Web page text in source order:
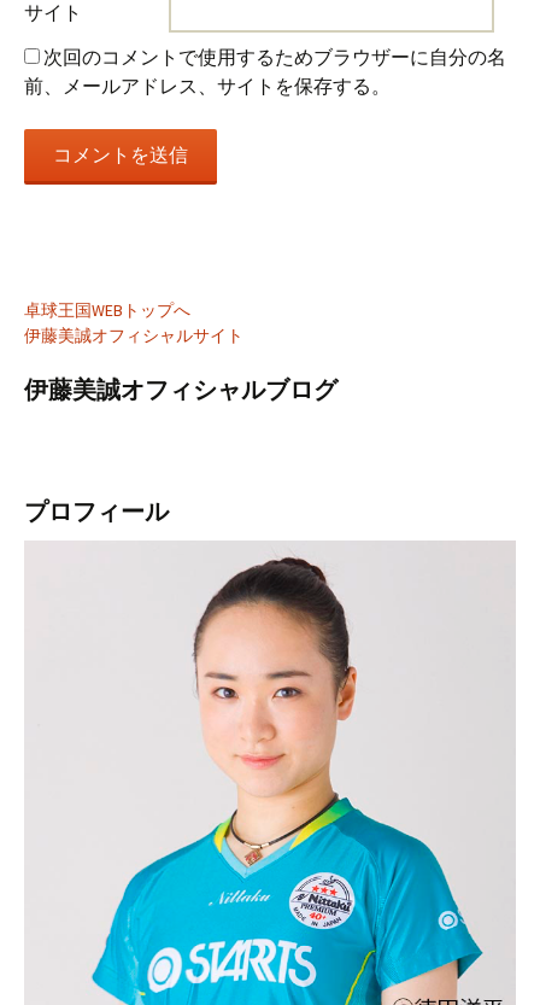
サイト
次回のコメントで使用するためブラウザーに自分の名
前、メールアドレス、サイトを保存する。
卓球王国WEBトップへ
伊藤美誠オフィシャルサイト
伊藤美誠オフィシャルブログ
プロフィール